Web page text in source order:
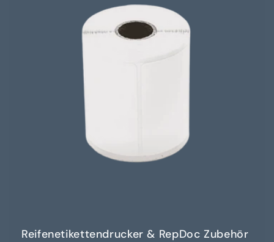
Reifenetikettendrucker & RepDoc Zubehör